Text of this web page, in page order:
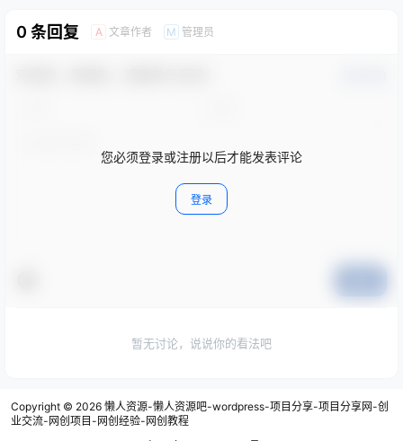
0 条回复 A 文章作者 M 管理员
您必须登录或注册以后才能发表评论
登录
暂无讨论，说说你的看法吧
Copyright © 2026 懒人资源-懒人资源吧-wordpress-项目分享-项目分享网-创
业交流-网创项目-网创经验-网创教程